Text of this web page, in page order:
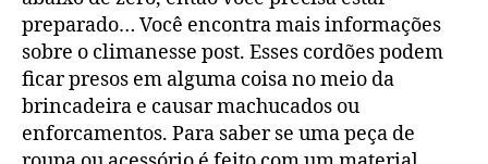
preparado… Você encontra mais informações
sobre o climanesse post. Esses cordões podem
ficar presos em alguma coisa no meio da
brincadeira e causar machucados ou
enforcamentos. Para saber se uma peça de